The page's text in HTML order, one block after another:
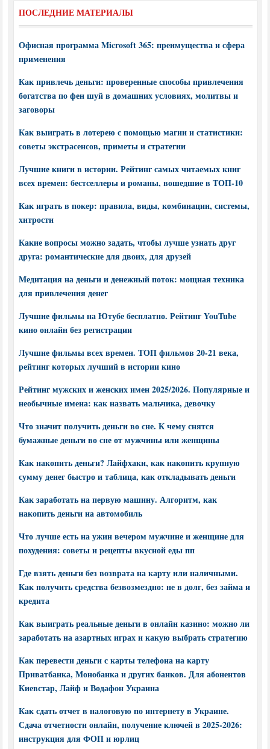
ПОСЛЕДНИЕ МАТЕРИАЛЫ
Офисная программа Microsoft 365: преимущества и сфера
применения
Как привлечь деньги: проверенные способы привлечения
богатства по фен шуй в домашних условиях, молитвы и
заговоры
Как выиграть в лотерею с помощью магии и статистики:
советы экстрасенсов, приметы и стратегии
Лучшие книги в истории. Рейтинг самых читаемых книг
всех времен: бестселлеры и романы, вошедшие в ТОП-10
Как играть в покер: правила, виды, комбинации, системы,
хитрости
Какие вопросы можно задать, чтобы лучше узнать друг
друга: романтические для двоих, для друзей
Медитация на деньги и денежный поток: мощная техника
для привлечения денег
Лучшие фильмы на Ютубе бесплатно. Рейтинг YouTube
кино онлайн без регистрации
Лучшие фильмы всех времен. ТОП фильмов 20-21 века,
рейтинг которых лучший в истории кино
Рейтинг мужских и женских имен 2025/2026. Популярные и
необычные имена: как назвать мальчика, девочку
Что значит получить деньги во сне. К чему снятся
бумажные деньги во сне от мужчины или женщины
Как накопить деньги? Лайфхаки, как накопить крупную
сумму денег быстро и таблица, как откладывать деньги
Как заработать на первую машину. Алгоритм, как
накопить деньги на автомобиль
Что лучше есть на ужин вечером мужчине и женщине для
похудения: советы и рецепты вкусной еды пп
Где взять деньги без возврата на карту или наличными.
Как получить средства безвозмездно: не в долг, без займа и
кредита
Как выиграть реальные деньги в онлайн казино: можно ли
заработать на азартных играх и какую выбрать стратегию
Как перевести деньги с карты телефона на карту
Приватбанка, Монобанка и других банков. Для абонентов
Киевстар, Лайф и Водафон Украина
Как сдать отчет в налоговую по интернету в Украине.
Сдача отчетности онлайн, получение ключей в 2025-2026:
инструкция для ФОП и юрлиц